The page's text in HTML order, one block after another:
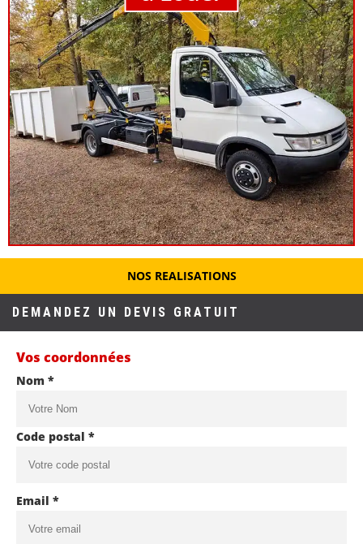
NOS REALISATIONS
DEMANDEZ UN DEVIS GRATUIT
Vos coordonnées
Nom *
Code postal *
Email *